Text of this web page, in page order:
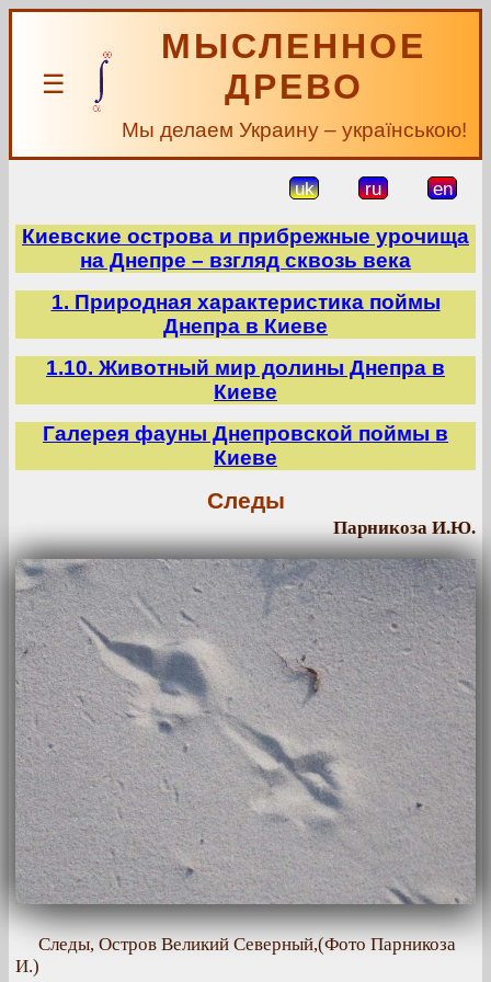
☰
МЫСЛЕННОЕ
ДРЕВО
Мы делаем Украину – українською!
uk ru en
Киевские острова и прибрежные урочища
на Днепре – взгляд сквозь века
1. Природная характеристика поймы
Днепра в Киеве
1.10. Животный мир долины Днепра в
Киеве
Галерея фауны Днепровской поймы в
Киеве
Следы
Парникоза И.Ю.
Следы, Остров Великий Северный,(Фото Парникоза
И.)